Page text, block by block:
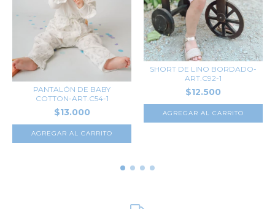
PANTALÓN DE BABY
COTTON-ART.C54-1
$13.000
AGREGAR AL CARRITO
SHORT DE LINO BORDADO-
ART.C92-1
$12.500
AGREGAR AL CARRITO